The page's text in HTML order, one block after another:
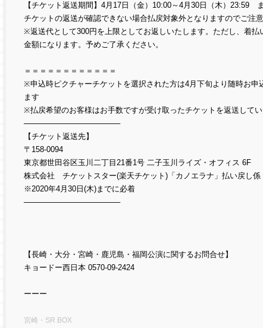
【チケット返送期間】4月17日（金）10:00～4月30日（木）23:59
チケットの返送が確認できない場合払戻対象外となりますのでご注意
※返送代として300円を上限としてお返しいたします。ただし、着払
金額になります。予めご了承ください。
＝＝＝＝＝＝＝＝＝＝＝＝
※申込時ピクチャーチケットを選択された方は4月下旬より随時お申
ます
※払戻希望のお客様はお手数ですが受け取ったチケットを返送して
──────────────────
【チケット返送先】
〒158-0094
東京都世田谷区玉川二丁目21番1号 二子玉川ライズ・オフィス 6F
株式会社 チケットスター(楽天チケット)「カノエラナ」払い戻し係
※2020年4月30日(木)までに必着
──────────────────
【長崎・大分・宮崎・鹿児島・福岡公演に関するお問合せ】
キョードー西日本 0570-09-2424
ーーー
宮崎・SR BOX